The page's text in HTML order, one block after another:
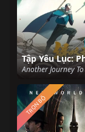
TRỌN BỘ